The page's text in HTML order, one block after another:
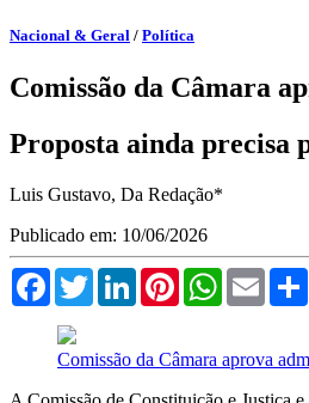
Nacional & Geral / Política
Comissão da Câmara
Proposta ainda precisa
Luis Gustavo, Da Redação*
Publicado em: 10/06/2026
FacebookTwitterLinkedInPinterestWhatsApp
Email
Comissão da Câmara aprova